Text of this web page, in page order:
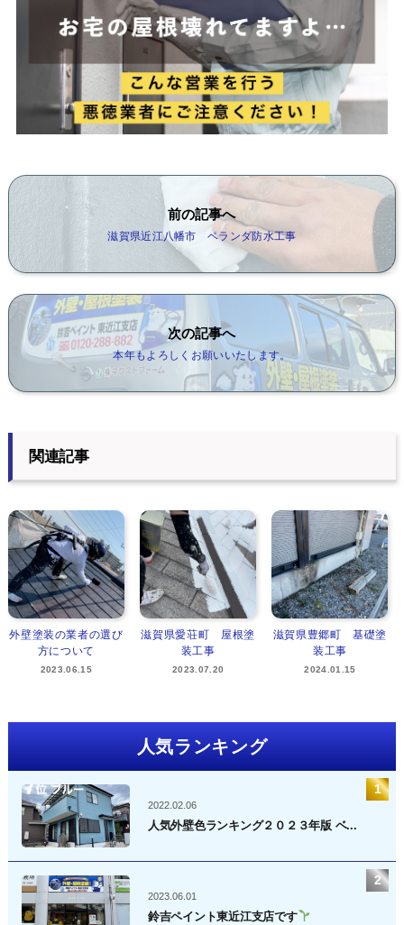
前の記事へ
滋賀県近江八幡市 ベランダ防水工事
次の記事へ
本年もよろしくお願いいたします。
関連記事
外壁塗装の業者の選び
方について
2023.06.15
滋賀県愛荘町 屋根塗
装工事
2023.07.20
滋賀県豊郷町 基礎塗
装工事
2024.01.15
人気ランキング
2022.02.06
人気外壁色ランキング２０２３年版 ベ...
2023.06.01
鈴吉ペイント東近江支店です